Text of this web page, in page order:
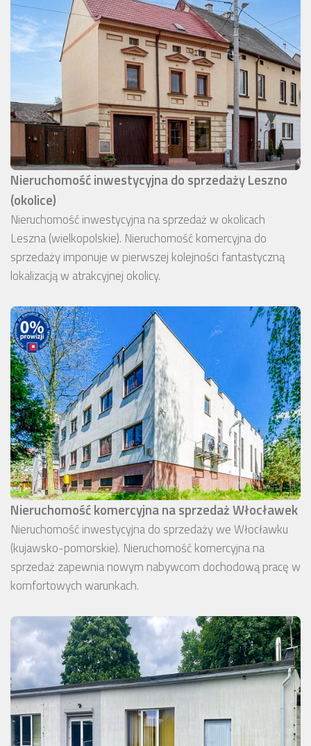
Nieruchomość inwestycyjna do sprzedaży Leszno
(okolice)
Nieruchomość inwestycyjna na sprzedaż w okolicach
Leszna (wielkopolskie). Nieruchomość komercyjna do
sprzedaży imponuje w pierwszej kolejności fantastyczną
lokalizacją w atrakcyjnej okolicy.
Nieruchomość komercyjna na sprzedaż Włocławek
Nieruchomość inwestycyjna do sprzedaży we Włocławku
(kujawsko-pomorskie). Nieruchomość komercyjna na
sprzedaż zapewnia nowym nabywcom dochodową pracę w
komfortowych warunkach.